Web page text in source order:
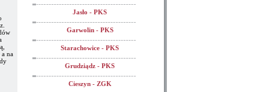
na
Jasło - PKS
Garwolin - PKS
Starachowice - PKS
Grudziądz - PKS
Cieszyn - ZGK